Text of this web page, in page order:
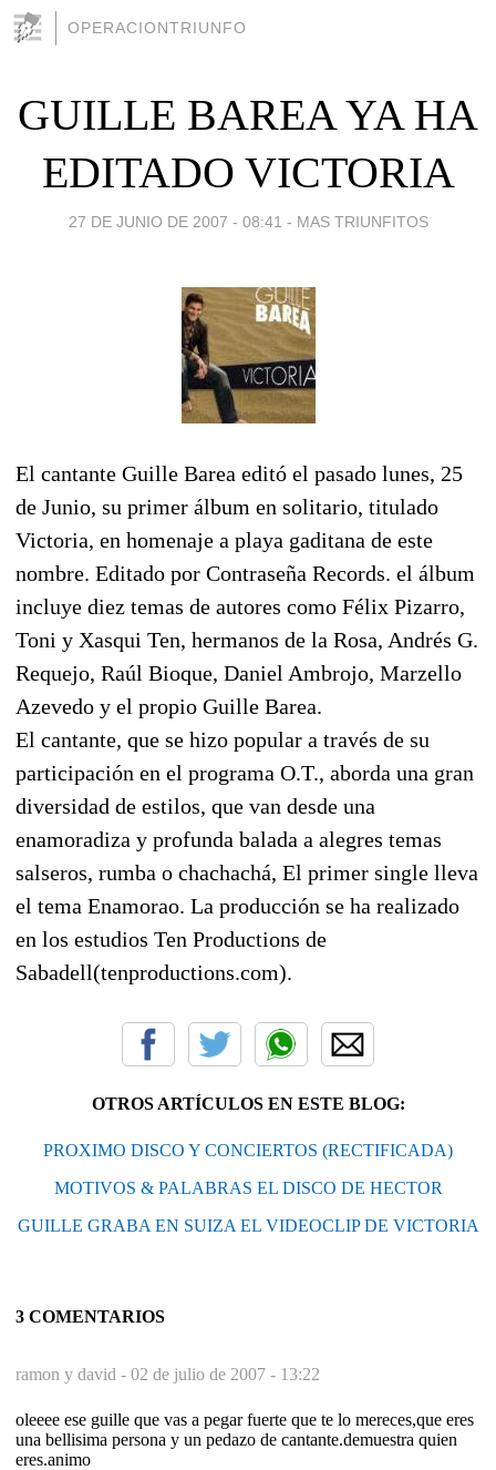
OPERACIONTRIUNFO
GUILLE BAREA YA HA
EDITADO VICTORIA
27 DE JUNIO DE 2007 - 08:41 - MAS TRIUNFITOS
El cantante Guille Barea editó el pasado lunes, 25
de Junio, su primer álbum en solitario, titulado
Victoria, en homenaje a playa gaditana de este
nombre. Editado por Contraseña Records. el álbum
incluye diez temas de autores como Félix Pizarro,
Toni y Xasqui Ten, hermanos de la Rosa, Andrés G.
Requejo, Raúl Bioque, Daniel Ambrojo, Marzello
Azevedo y el propio Guille Barea.
El cantante, que se hizo popular a través de su
participación en el programa O.T., aborda una gran
diversidad de estilos, que van desde una
enamoradiza y profunda balada a alegres temas
salseros, rumba o chachachá, El primer single lleva
el tema Enamorao. La producción se ha realizado
en los estudios Ten Productions de
Sabadell(tenproductions.com).
OTROS ARTÍCULOS EN ESTE BLOG:
PROXIMO DISCO Y CONCIERTOS (RECTIFICADA)
MOTIVOS & PALABRAS EL DISCO DE HECTOR
GUILLE GRABA EN SUIZA EL VIDEOCLIP DE VICTORIA
3 COMENTARIOS
ramon y david - 02 de julio de 2007 - 13:22
oleeee ese guille que vas a pegar fuerte que te lo mereces,que eres
una bellisima persona y un pedazo de cantante.demuestra quien
eres.animo